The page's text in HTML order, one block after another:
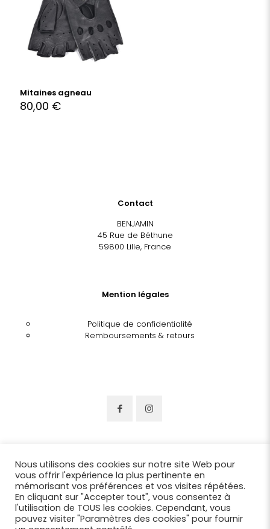
Mitaines agneau
80,00 €
Contact
BENJAMIN
45 Rue de Béthune
59800 Lille, France
Mention légales
Politique de confidentialité
Remboursements & retours
Nous utilisons des cookies sur notre site Web pour
vous offrir l'expérience la plus pertinente en
mémorisant vos préférences et vos visites répétées.
En cliquant sur "Accepter tout", vous consentez à
l'utilisation de TOUS les cookies. Cependant, vous
pouvez visiter "Paramètres des cookies" pour fournir